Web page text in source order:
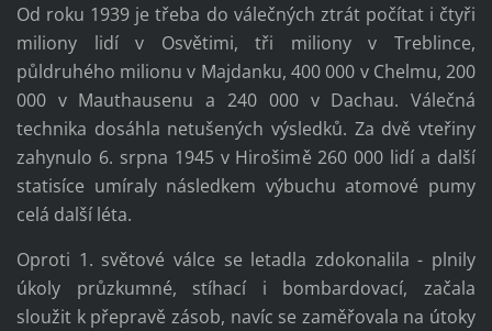
Od roku 1939 je třeba do válečných ztrát počítat i čtyři
miliony lidí v Osvětimi, tři miliony v Treblince,
půldruhého milionu v Majdanku, 400 000 v Chelmu, 200
000 v Mauthausenu a 240 000 v Dachau. Válečná
technika dosáhla netušených výsledků. Za dvě vteřiny
zahynulo 6. srpna 1945 v Hirošimě 260 000 lidí a další
statisíce umíraly následkem výbuchu atomové pumy
celá další léta.
Oproti 1. světové válce se letadla zdokonalila - plnily
úkoly průzkumné, stíhací i bombardovací, začala
sloužit k přepravě zásob, navíc se zaměřovala na útoky